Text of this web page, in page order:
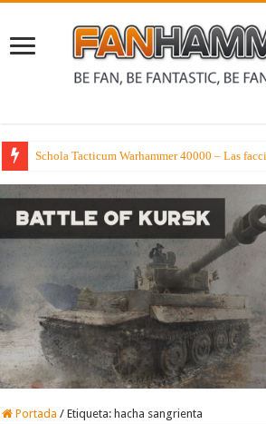
Schola Tacticum Warhammer 40000 – Las
Portada / Etiqueta: hacha sangrienta